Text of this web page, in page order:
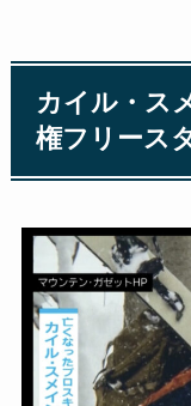
カイル・ス
権フリース